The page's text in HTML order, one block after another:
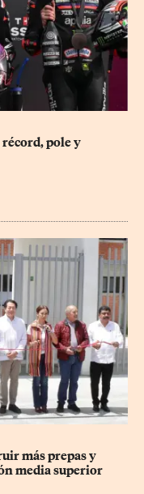
pole y
más prepas y
media superior